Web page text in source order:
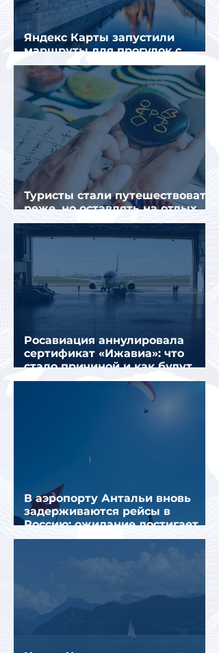
Яндекс Карты запустили
маршруты для прогулок с
описанием и аудиогидом
Туристы стали путешествовать
реже, но оставлять на отдых
почти на 40% больше
Росавиация аннулировала
сертификат «Ижавиа»: что
стало причиной и как будут
перевозить пассажиров
В аэропорту Антальи вновь
задерживаются рейсы в
Россию: ожидание достигает
почти 10 часов